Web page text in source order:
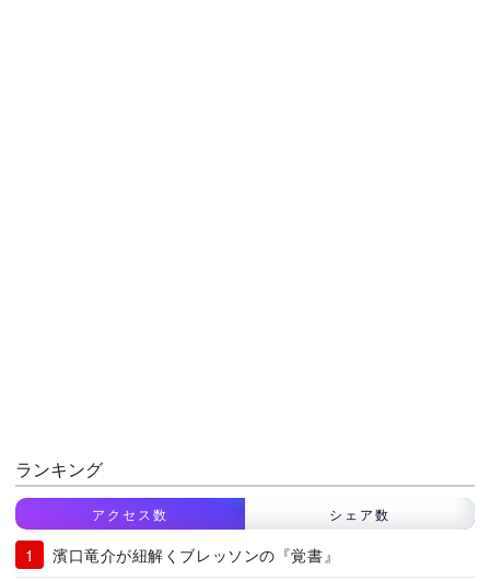
ランキング
アクセス数 シェア数
濱口竜介が紐解くブレッソンの『覚書』